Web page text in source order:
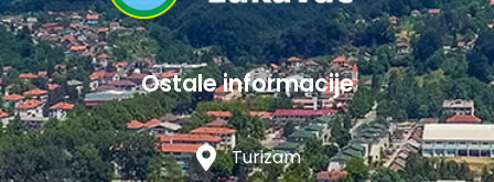
Ostale informacije
Turizam